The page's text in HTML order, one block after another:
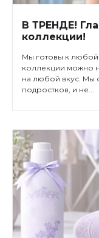
В ТРЕНДЕ!
коллекции!
Мы готовы к
коллекции можно
на любой вкус. Мы
подростков, и не...